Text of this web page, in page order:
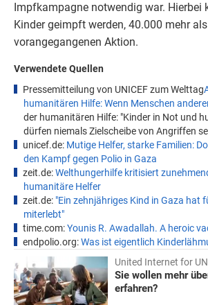
Impfkampagne notwendig war. Hierbei
Kinder geimpft werden, 40.000 mehr
vorangegangenen Aktion.
Verwendete Quellen
Pressemitteilung von UNICEF zum Welttag
humanitären Hilfe: Wenn Menschen
der humanitären Hilfe: "Kinder in Not und
dürfen niemals Zielscheibe von Angriffen
unicef.de: Mutige Helfer, starke Familien:
den Kampf gegen Polio in Gaza
zeit.de:Welthungerhilfe kritisiert
humanitäre Helfer
zeit.de: "Ein zehnjähriges Kind in Gaza hat
miterlebt"
time.com:Younis R. Awadallah. A heroic
endpolio.org:Was ist eigentlich
United Internet for
Sie wollen mehr
erfahren?